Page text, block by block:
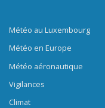
Météo au Luxembourg
Météo en Europe
Météo aéronautique
Vigilances
Climat